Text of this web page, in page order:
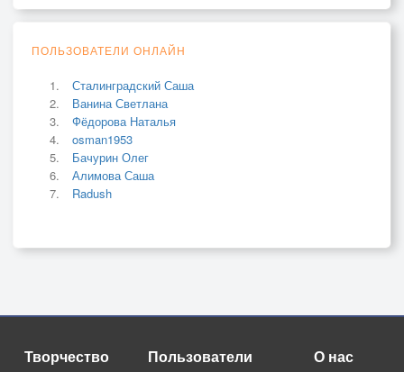
ПОЛЬЗОВАТЕЛИ ОНЛАЙН
Сталинградский Саша
Ванина Светлана
Фёдорова Наталья
osman1953
Бачурин Олег
Алимова Саша
Radush
Творчество Пользователи О нас